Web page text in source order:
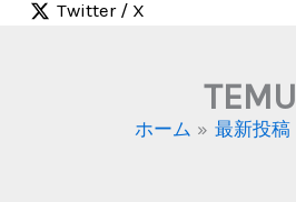
Twitter / X
TEMU
ホーム 最新投稿